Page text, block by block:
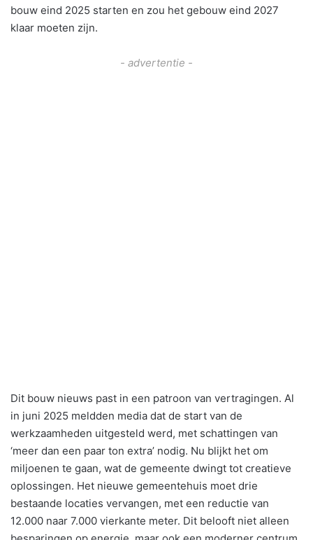
bouw eind 2025 starten en zou het gebouw eind 2027
klaar moeten zijn.
- advertentie -
Dit bouw nieuws past in een patroon van vertragingen. Al
in juni 2025 meldden media dat de start van de
werkzaamheden uitgesteld werd, met schattingen van
‘meer dan een paar ton extra’ nodig. Nu blijkt het om
miljoenen te gaan, wat de gemeente dwingt tot creatieve
oplossingen. Het nieuwe gemeentehuis moet drie
bestaande locaties vervangen, met een reductie van
12.000 naar 7.000 vierkante meter. Dit belooft niet alleen